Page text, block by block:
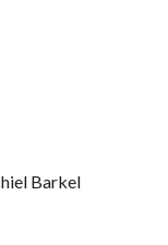
Barkel